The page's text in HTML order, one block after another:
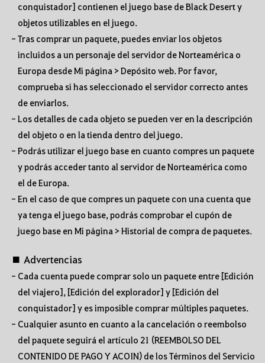
conquistador] contienen el juego base de Black Desert y
objetos utilizables en el juego.
- Tras comprar un paquete, puedes enviar los objetos
incluidos a un personaje del servidor de Norteamérica o
Europa desde Mi página > Depósito web. Por favor,
comprueba si has seleccionado el servidor correcto antes
de enviarlos.
- Los detalles de cada objeto se pueden ver en la descripción
del objeto o en la tienda dentro del juego.
- Podrás utilizar el juego base en cuanto compres un paquete
y podrás acceder tanto al servidor de Norteamérica como
el de Europa.
- En el caso de que compres un paquete con una cuenta que
ya tenga el juego base, podrás comprobar el cupón de
juego base en Mi página > Historial de compra de paquetes.
■ Advertencias
- Cada cuenta puede comprar solo un paquete entre [Edición
del viajero], [Edición del explorador] y [Edición del
conquistador] y es imposible comprar múltiples paquetes.
- Cualquier asunto en cuanto a la cancelación o reembolso
del paquete seguirá el artículo 21 (REEMBOLSO DEL
CONTENIDO DE PAGO Y ACOIN) de los Términos del Servicio